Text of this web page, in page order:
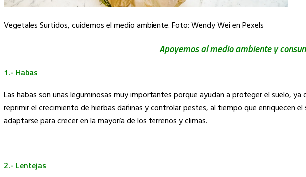
Vegetales Surtidos, cuidemos el medio ambiente. Foto: Wendy Wei en Pexels
Apoyemos al medio ambiente y
1.- Habas
Las habas son unas leguminosas muy importantes porque ayudan a proteger el suelo,
reprimir el crecimiento de hierbas dañinas y controlar pestes, al tiempo que enriquecen
adaptarse para crecer en la mayoría de los terrenos y climas.
2.- Lentejas